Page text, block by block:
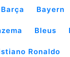
Barça Bayern
Bleus
Ronaldo